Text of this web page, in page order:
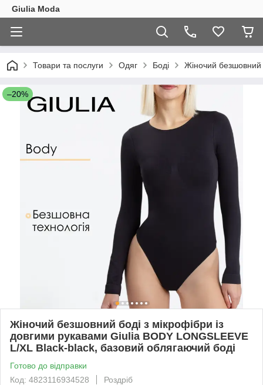
Giulia Moda
Товари та послуги Одяг Боді Жіночий безшовний
–20%
Жіночий безшовний боді з мікрофібри із
довгими рукавами Giulia BODY LONGSLEEVE
L/XL Black-black, базовий облягаючий боді
Готово до відправки
Код: 4823116934528
Роздріб